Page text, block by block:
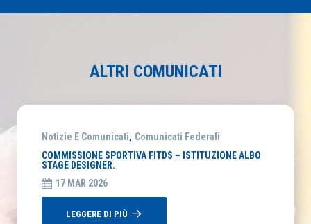
ALTRI COMUNICATI
Notizie E Comunicati, Comunicati Federali
COMMISSIONE SPORTIVA FITDS – ISTITUZIONE ALBO
STAGE DESIGNER.
17 MAR 2026
LEGGERE DI PIÙ